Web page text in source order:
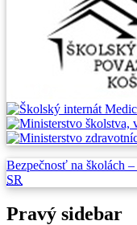
Bezpečnosť na školách –
SR
Pravý sidebar